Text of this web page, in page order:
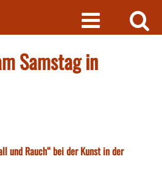
Samstag in
und Rauch“ bei der Kunst in der